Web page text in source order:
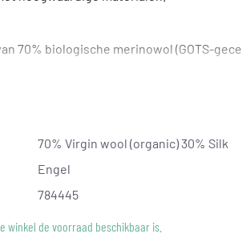
70% biologische merinowol (GOTS-
techniek. Dit maakt de stof dichter en
ademend en
de gevoelige huid.
70% Virgin wool (organic) 30% Silk
Engel
784445
winkel de voorraad beschikbaar is.